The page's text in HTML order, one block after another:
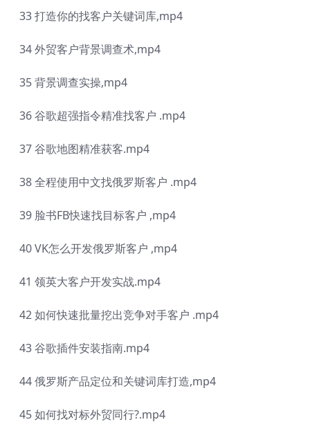
33 打造你的找客户关键词库,mp4
34 外贸客户背景调查术,mp4
35 背景调查实操,mp4
36 谷歌超强指令精准找客户 .mp4
37 谷歌地图精准获客.mp4
38 全程使用中文找俄罗斯客户 .mp4
39 脸书FB快速找目标客户 ,mp4
40 VK怎么开发俄罗斯客户 ,mp4
41 领英大客户开发实战.mp4
42 如何快速批量挖出竞争对手客户 .mp4
43 谷歌插件安装指南.mp4
44 俄罗斯产品定位和关键词库打造,mp4
45 如何找对标外贸同行?.mp4